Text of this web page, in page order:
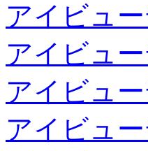
アイビュ
アイビュ
アイビュ
アイビュ